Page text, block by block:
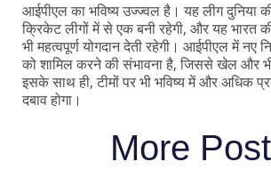
आईपीएल का भविष्य उज्ज्वल है। यह लीग दुनिया
क्रिकेट लीगों में से एक बनी रहेगी, और यह भारत
भी महत्वपूर्ण योगदान देती रहेगी। आईपीएल में नए
को शामिल करने की संभावना है, जिससे खेल और भी
इसके साथ ही, टीमों पर भी भविष्य में और अधिक
दबाव होगा।
More